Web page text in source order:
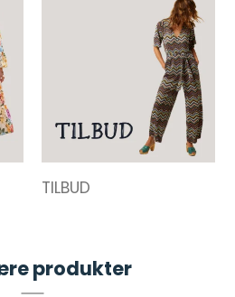
TILBUD
produkter